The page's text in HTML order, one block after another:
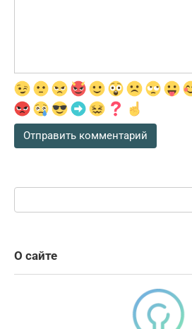
О сайте